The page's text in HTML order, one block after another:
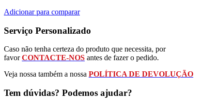
Adicionar para comparar
Serviço Personalizado
Caso não tenha certeza do produto que necessita, por
favorCONTACTE-NOS antes de fazer o pedido.
Veja nossa também a nossa POLÍTICA DE DEVOLUÇÃO
Tem dúvidas? Podemos ajudar?